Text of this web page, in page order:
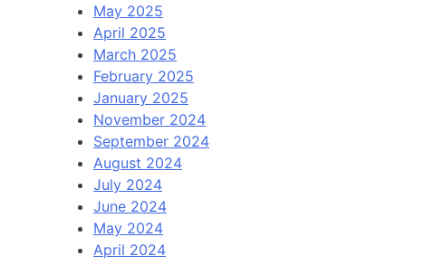
May 2025
April 2025
March 2025
February 2025
January 2025
November 2024
September 2024
August 2024
July 2024
June 2024
May 2024
April 2024